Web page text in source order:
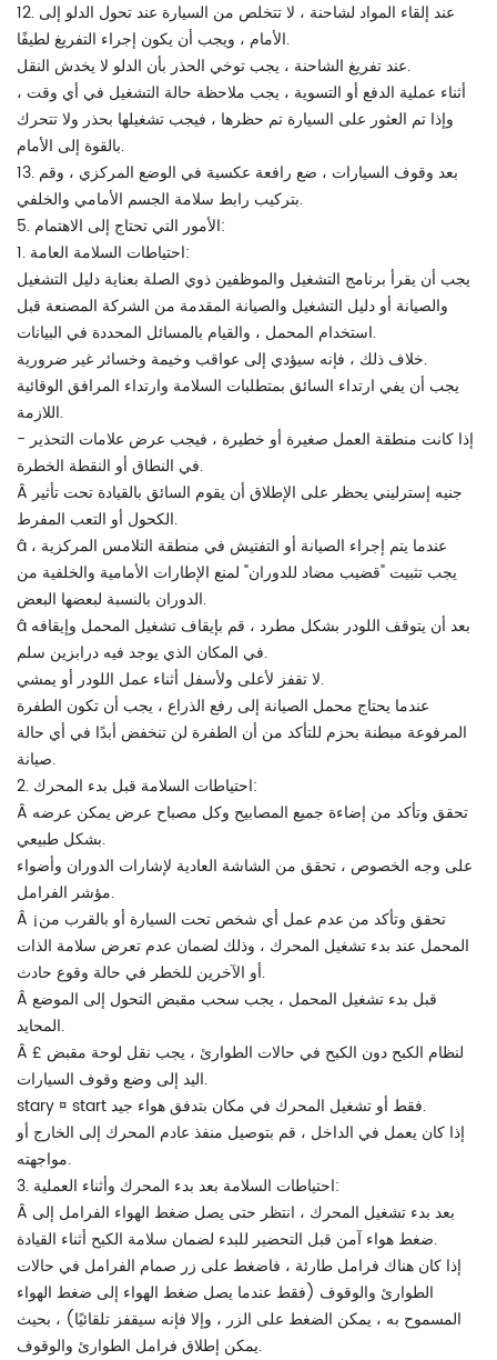
12. عند إلقاء المواد لشاحنة ، لا تتخلص من السيارة عند تحول الدلو إلى
الأمام ، ويجب أن يكون إجراء التفريغ لطيفًا.
عند تفريغ الشاحنة ، يجب توخي الحذر بأن الدلو لا يخدش النقل.
أثناء عملية الدفع أو التسوية ، يجب ملاحظة حالة التشغيل في أي وقت ،
وإذا تم العثور على السيارة تم حظرها ، فيجب تشغيلها بحذر ولا تتحرك
بالقوة إلى الأمام.
13. بعد وقوف السيارات ، ضع رافعة عكسية في الوضع المركزي ، وقم
بتركيب رابط سلامة الجسم الأمامي والخلفي.
5. الأمور التي تحتاج إلى الاهتمام:
1. احتياطات السلامة العامة:
يجب أن يقرأ برنامج التشغيل والموظفين ذوي الصلة بعناية دليل التشغيل
والصيانة أو دليل التشغيل والصيانة المقدمة من الشركة المصنعة قبل
استخدام المحمل ، والقيام بالمسائل المحددة في البيانات.
خلاف ذلك ، فإنه سيؤدي إلى عواقب وخيمة وخسائر غير ضرورية.
يجب أن يفي ارتداء السائق بمتطلبات السلامة وارتداء المرافق الوقائية
اللازمة.
- إذا كانت منطقة العمل صغيرة أو خطيرة ، فيجب عرض علامات التحذير
في النطاق أو النقطة الخطرة.
Â جنيه إسترليني يحظر على الإطلاق أن يقوم السائق بالقيادة تحت تأثير
الكحول أو التعب المفرط.
â عندما يتم إجراء الصيانة أو التفتيش في منطقة التلامس المركزية ،
يجب تثبيت "قضيب مضاد للدوران" لمنع الإطارات الأمامية والخلفية من
الدوران بالنسبة لبعضها البعض.
â بعد أن يتوقف اللودر بشكل مطرد ، قم بإيقاف تشغيل المحمل وإيقافه
في المكان الذي يوجد فيه درابزين سلم.
لا تقفز لأعلى ولأسفل أثناء عمل اللودر أو يمشي.
عندما يحتاج محمل الصيانة إلى رفع الذراع ، يجب أن تكون الطفرة
المرفوعة مبطنة بحزم للتأكد من أن الطفرة لن تنخفض أبدًا في أي حالة
صيانة.
2. احتياطات السلامة قبل بدء المحرك:
Â تحقق وتأكد من إضاءة جميع المصابيح وكل مصباح عرض يمكن عرضه
بشكل طبيعي.
على وجه الخصوص ، تحقق من الشاشة العادية لإشارات الدوران وأضواء
مؤشر الفرامل.
Â ¡تحقق وتأكد من عدم عمل أي شخص تحت السيارة أو بالقرب من
المحمل عند بدء تشغيل المحرك ، وذلك لضمان عدم تعرض سلامة الذات
أو الآخرين للخطر في حالة وقوع حادث.
Â قبل بدء تشغيل المحمل ، يجب سحب مقبض التحول إلى الموضع
المحايد.
Â £ لنظام الكبح دون الكبح في حالات الطوارئ ، يجب نقل لوحة مقبض
اليد إلى وضع وقوف السيارات.
stary ¤ start فقط أو تشغيل المحرك في مكان بتدفق هواء جيد.
إذا كان يعمل في الداخل ، قم بتوصيل منفذ عادم المحرك إلى الخارج أو
مواجهته.
3. احتياطات السلامة بعد بدء المحرك وأثناء العملية:
Â بعد بدء تشغيل المحرك ، انتظر حتى يصل ضغط الهواء الفرامل إلى
ضغط هواء آمن قبل التحضير للبدء لضمان سلامة الكبح أثناء القيادة.
إذا كان هناك فرامل طارئة ، فاضغط على زر صمام الفرامل في حالات
الطوارئ والوقوف (فقط عندما يصل ضغط الهواء إلى ضغط الهواء
المسموح به ، يمكن الضغط على الزر ، وإلا فإنه سيقفز تلقائيًا) ، بحيث
يمكن إطلاق فرامل الطوارئ والوقوف.